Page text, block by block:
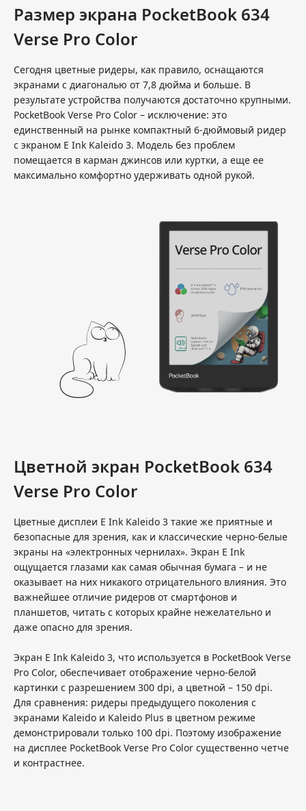
Размер экрана PocketBook 634
Verse Pro Color
Сегодня цветные ридеры, как правило, оснащаются
экранами с диагональю от 7,8 дюйма и больше. В
результате устройства получаются достаточно крупными.
PocketBook Verse Pro Color – исключение: это
единственный на рынке компактный 6-дюймовый ридер
с экраном E Ink Kaleido 3. Модель без проблем
помещается в карман джинсов или куртки, а еще ее
максимально комфортно удерживать одной рукой.
Цветной экран PocketBook 634
Verse Pro Color
Цветные дисплеи E Ink Kaleido 3 такие же приятные и
безопасные для зрения, как и классические черно-белые
экраны на «электронных чернилах». Экран E Ink
ощущается глазами как самая обычная бумага – и не
оказывает на них никакого отрицательного влияния. Это
важнейшее отличие ридеров от смартфонов и
планшетов, читать с которых крайне нежелательно и
даже опасно для зрения.
Экран E Ink Kaleido 3, что используется в PocketBook Verse
Pro Color, обеспечивает отображение черно-белой
картинки с разрешением 300 dpi, а цветной – 150 dpi.
Для сравнения: ридеры предыдущего поколения с
экранами Kaleido и Kaleido Plus в цветном режиме
демонстрировали только 100 dpi. Поэтому изображение
на дисплее PocketBook Verse Pro Color существенно четче
и контрастнее.